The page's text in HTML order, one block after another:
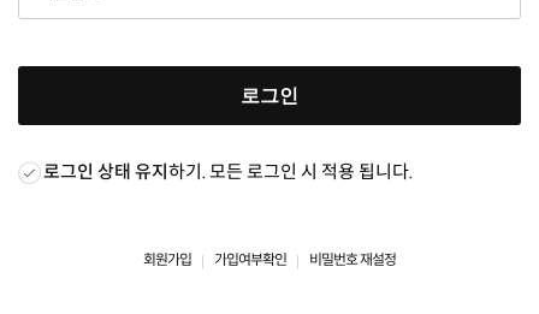
로그인
로그인 상태 유지하기. 모든 로그인 시 적용 됩니다.
회원가입 가입여부확인 비밀번호 재설정